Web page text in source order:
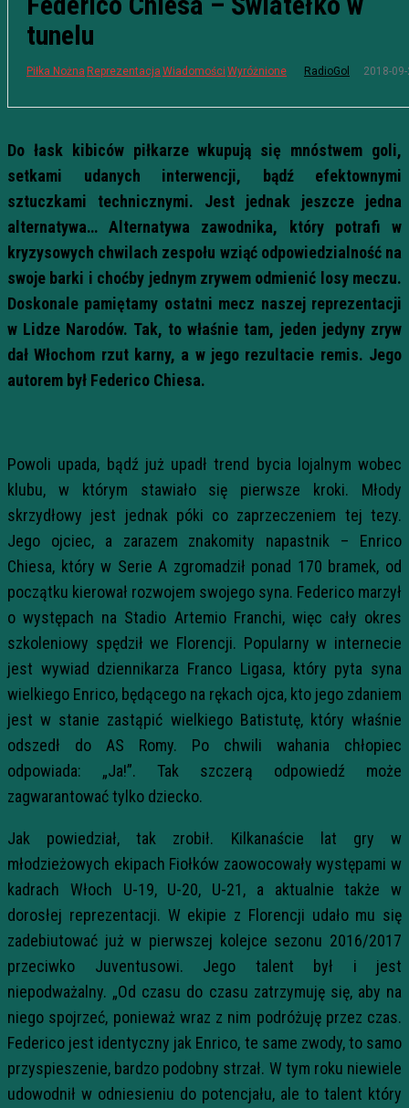
tunelu
Piłka Nożna Reprezentacja Wiadomości Wyróżnione RadioGol 2018-
Do łask kibiców piłkarze wkupują się mnóstwem goli,
setkami udanych interwencji, bądź efektownymi
sztuczkami technicznymi. Jest jednak jeszcze jedna
alternatywa… Alternatywa zawodnika, który potrafi w
kryzysowych chwilach zespołu wziąć odpowiedzialność na
swoje barki i choćby jednym zrywem odmienić losy meczu.
Doskonale pamiętamy ostatni mecz naszej reprezentacji
w Lidze Narodów. Tak, to właśnie tam, jeden jedyny zryw
dał Włochom rzut karny, a w jego rezultacie remis. Jego
autorem był Federico Chiesa.
Powoli upada, bądź już upadł trend bycia lojalnym wobec
klubu, w którym stawiało się pierwsze kroki. Młody
skrzydłowy jest jednak póki co zaprzeczeniem tej tezy.
Jego ojciec, a zarazem znakomity napastnik – Enrico
Chiesa, który w Serie A zgromadził ponad 170 bramek, od
początku kierował rozwojem swojego syna. Federico marzył
o występach na Stadio Artemio Franchi, więc cały okres
szkoleniowy spędził we Florencji. Popularny w internecie
jest wywiad dziennikarza Franco Ligasa, który pyta syna
wielkiego Enrico, będącego na rękach ojca, kto jego zdaniem
jest w stanie zastąpić wielkiego Batistutę, który właśnie
odszedł do AS Romy. Po chwili wahania chłopiec
odpowiada: „Ja!”. Tak szczerą odpowiedź może
zagwarantować tylko dziecko.
Jak powiedział, tak zrobił. Kilkanaście lat gry w
młodzieżowych ekipach Fiołków zaowocowały występami w
kadrach Włoch U-19, U-20, U-21, a aktualnie także w
dorosłej reprezentacji. W ekipie z Florencji udało mu się
zadebiutować już w pierwszej kolejce sezonu 2016/2017
przeciwko Juventusowi. Jego talent był i jest
niepodważalny. „Od czasu do czasu zatrzymuję się, aby na
niego spojrzeć, ponieważ wraz z nim podróżuję przez czas.
Federico jest identyczny jak Enrico, te same zwody, to samo
przyspieszenie, bardzo podobny strzał. W tym roku niewiele
udowodnił w odniesieniu do potencjału, ale to talent który